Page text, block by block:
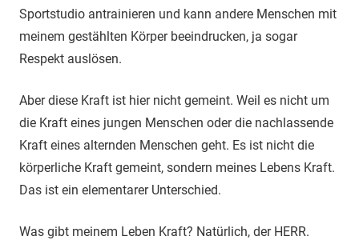
Sportstudio antrainieren und kann andere Menschen mit
meinem gestählten Körper beeindrucken, ja sogar
Respekt auslösen.
Aber diese Kraft ist hier nicht gemeint. Weil es nicht um
die Kraft eines jungen Menschen oder die nachlassende
Kraft eines alternden Menschen geht. Es ist nicht die
körperliche Kraft gemeint, sondern meines Lebens Kraft.
Das ist ein elementarer Unterschied.
Was gibt meinem Leben Kraft? Natürlich, der HERR.